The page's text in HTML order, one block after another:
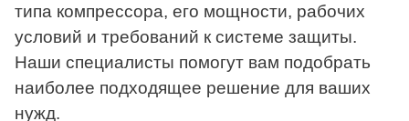
типа компрессора, его мощности, рабочих
условий и требований к системе защиты.
Наши специалисты помогут вам подобрать
наиболее подходящее решение для ваших
нужд.